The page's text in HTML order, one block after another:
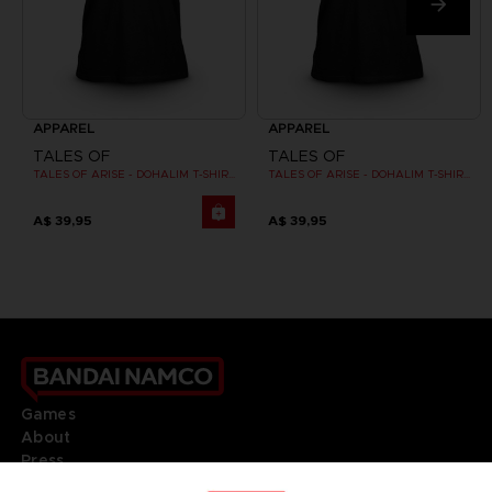
APPAREL
TALES OF
TALES OF ARISE - DOHALIM T-SHIRT
A$ 39,95
APPAREL
TALES OF
A$ 39,95
Games
About
Press